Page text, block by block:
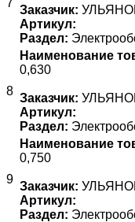
Заказчик:
Артикул:
Раздел:
8
Наименование
0,630
Заказчик:
Артикул:
Раздел:
9
Наименование
0,750
Заказчик:
Артикул:
Раздел: